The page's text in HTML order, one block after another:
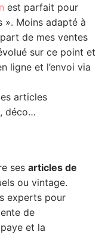
est parfait pour
». Moins adapté à
de mes ventes
sur ce point et
ligne et l’envoi via
articles
déco…
ses articles de
ou vintage.
experts pour
de
et la